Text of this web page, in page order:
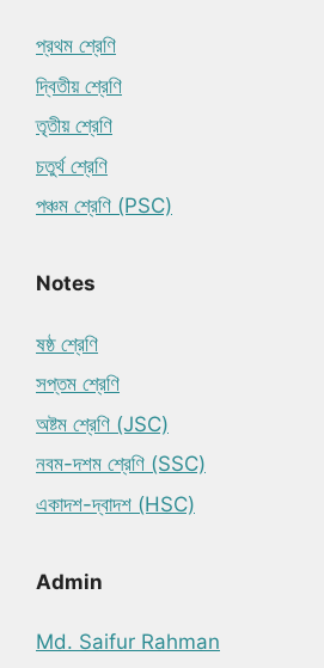
প্রথম শ্রেণি
দ্বিতীয় শ্রেণি
তৃতীয় শ্রেণি
চতুর্থ শ্রেণি
পঞ্চম শ্রেণি (PSC)
Notes
ষষ্ঠ শ্রেণি
সপ্তম শ্রেণি
অষ্টম শ্রেণি (JSC)
নবম-দশম শ্রেণি (SSC)
একাদশ-দ্বাদশ (HSC)
Admin
Md. Saifur Rahman